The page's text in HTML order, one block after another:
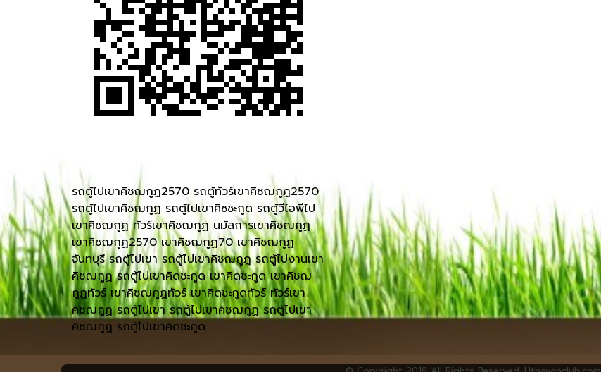
รถตู้ไปเขาคิชฌกูฏ2570 รถตู้ทัวร์เขาคิชฌกูฏ2570
รถตู้ไปเขาคิชฌกูฏ รถตู้ไปเขาคิชชะกูด รถตู้วีไอพีไป
เขาคิชฌกูฏ ทัวร์เขาคิชฌกูฏ นมัสการเขาคิชฌกูฏ
เขาคิชฌกูฏ2570 เขาคิชฌกูฏ70 เขาคิชฌกูฏ
จันทบุรี รถตู้ไปเขา รถตู้ไปเขาคิชฌกูฎ รถตู้ไปงานเขา
คิชฌกูฏ รถตู้ไปเขาคิดชะกูด เขาคิดชะกูด เขาคิชฌ
กูฏทัวร์ เขาคิชฌกูฎทัวร์ เขาคิดชะกูดทัวร์ ทัวร์เขา
คิชฌกูฏ รถตู้ไปเขา รถตู้ไปเขาคิชฌกูฏ รถตู้ไปเขา
คิชฌกูฎ รถตู้ไปเขาคิดชะกูด